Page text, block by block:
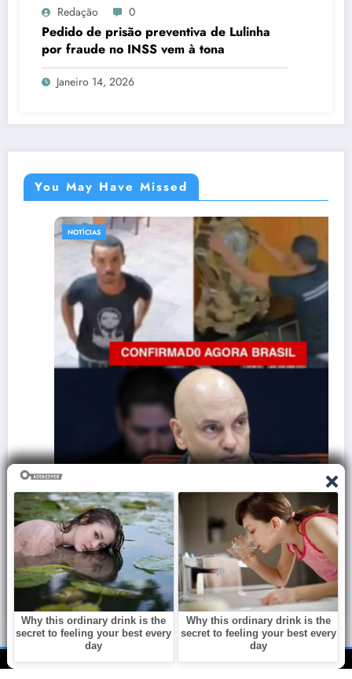
Redação 0
Pedido de prisão preventiva de Lulinha
por fraude no INSS vem à tona
Janeiro 14, 2026
You May Have Missed
recalcular
relógio de
Danilo Gentili lamenta morte
amigo: “Nos divertimos muito
janeiro 13, 2026 Redação
NewsBlogger - Magazine & BlogWordPressTema 2026 | Powered BySpiceThemes